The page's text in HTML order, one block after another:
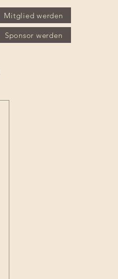
Mitglied werden
Sponsor werden